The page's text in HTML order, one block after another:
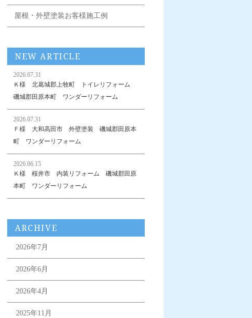
屋根・外壁塗装お客様施工例
NEW ARTICLE
2026.07.31
Ｋ様 北葛城郡上牧町 トイレリフォーム
磯城郡田原本町 ワンダーリフォーム
2026.07.31
Ｆ様 大和高田市 外壁塗装 磯城郡田原本
町 ワンダーリフォーム
2026.06.15
Ｋ様 桜井市 内装リフォーム 磯城郡田原
本町 ワンダーリフォーム
ARCHIVE
2026年7月
2026年6月
2026年4月
2025年11月